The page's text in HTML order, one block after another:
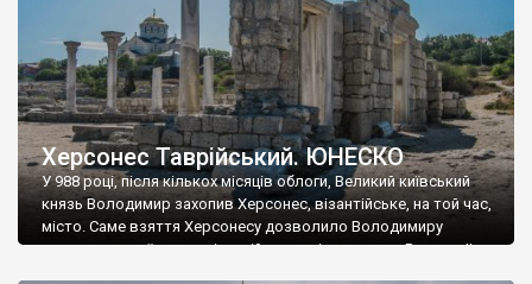
Херсонес Таврійський. ЮНЕСКО
У 988 році, після кількох місяців облоги, Великий київський
князь Володимир захопив Херсонес, візантійське, на той час,
місто. Саме взяття Херсонесу дозволило Володимиру
диктувати свої умови візантійському імператору Василю ІІ, та